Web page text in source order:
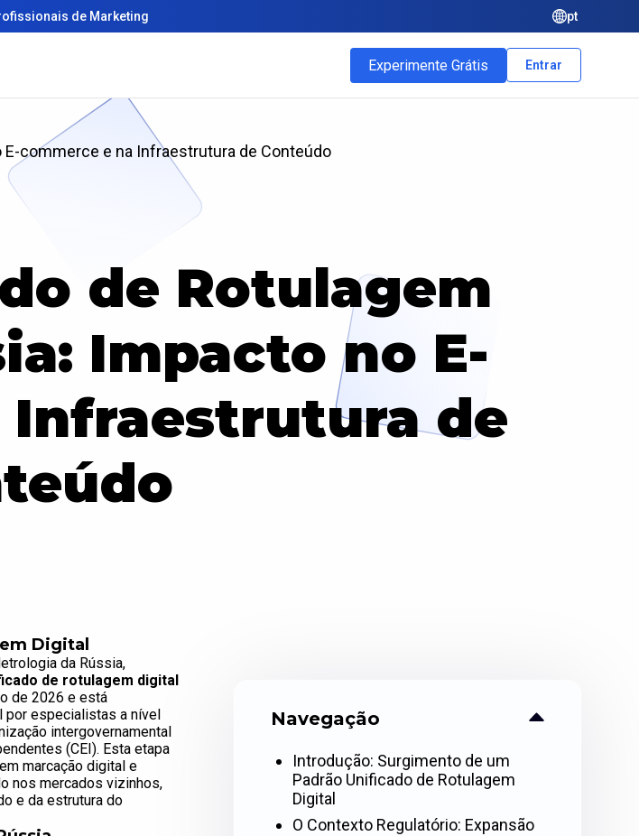
de Marketing pt
Experimente Grátis Entrar
E-commerce e na Infraestrutura de Conteúdo
de Rotulagem
Impacto no E-
Infraestrutura de
Digital
da Rússia,
de rotulagem digital
de 2026 e está
por especialistas a nível
intergovernamental
(CEI). Esta etapa
marcação digital e
nos mercados vizinhos,
e da estrutura do
Navegação
Introdução: Surgimento de um
Padrão Unificado de Rotulagem
Digital
O Contexto Regulatório: Expansão